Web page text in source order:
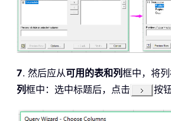
7. 然后应从可用的表和列框中，将
列框中：选中标题后，点击 按